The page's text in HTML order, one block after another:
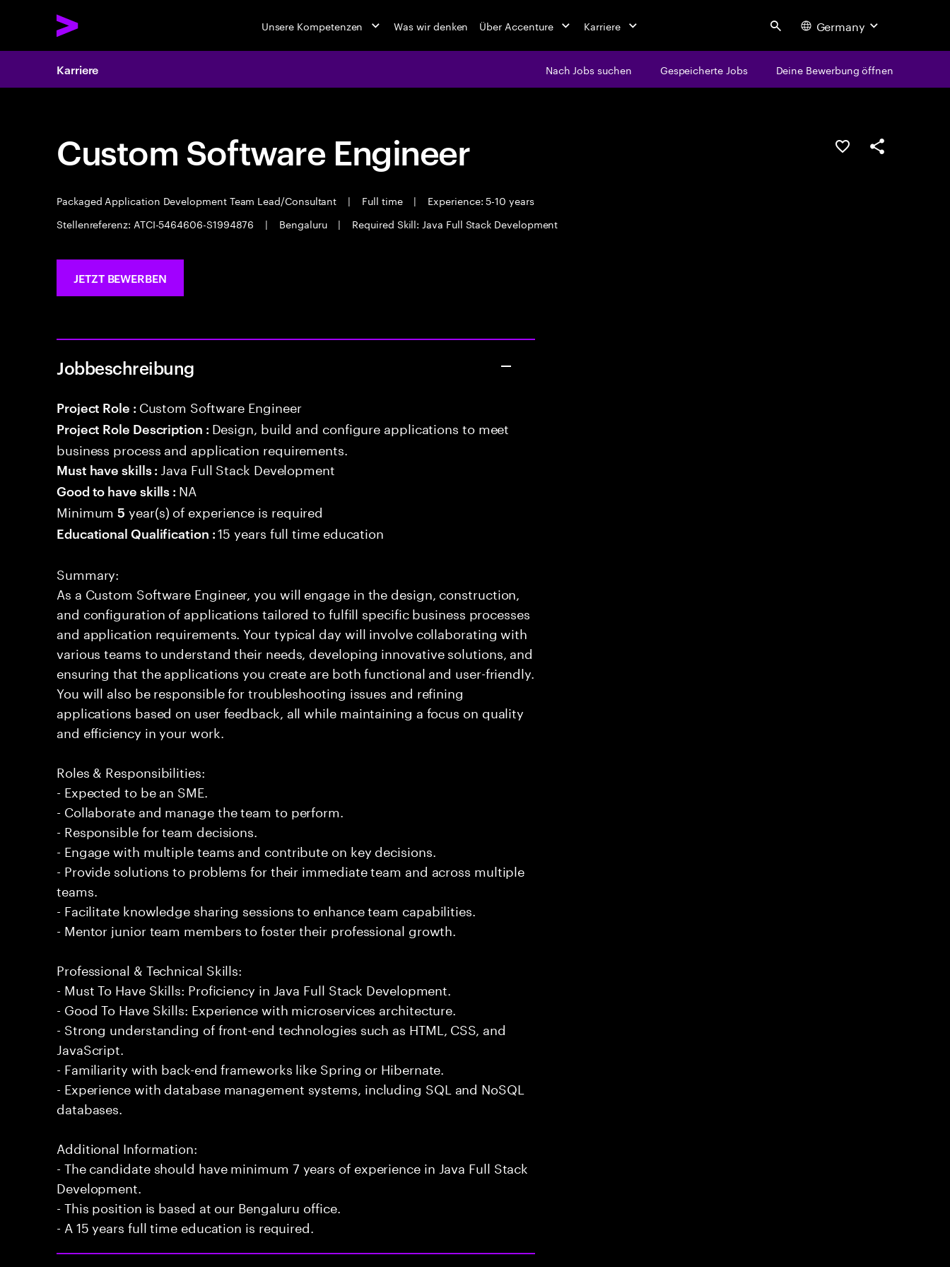
Unsere Kompetenzen Was wir denken Über Accenture Karriere Search Germany
Karriere Nach Jobs suchen Gespeicherte Jobs Deine Bewerbung öffnen
Custom Software Engineer
Packaged Application Development Team Lead/Consultant | Full time |
Experience: 5-10 years
Stellenreferenz: ATCI-5464606-S1994876
| Bengaluru | Required Skill: Java Full Stack Development
JOB SPEICHERN
Teilen
JETZT BEWERBEN
Jobbeschreibung
Project Role : Custom Software Engineer
Project Role Description : Design, build and configure applications to meet
business process and application requirements.
Must have skills : Java Full Stack Development
Good to have skills : NA
Minimum5 year(s) of experience is required
Educational Qualification :15 years full time education
Summary:
As a Custom Software Engineer, you will engage in the design, construction,
and configuration of applications tailored to fulfill specific business processes
and application requirements. Your typical day will involve collaborating with
various teams to understand their needs, developing innovative solutions, and
ensuring that the applications you create are both functional and user-friendly.
You will also be responsible for troubleshooting issues and refining
applications based on user feedback, all while maintaining a focus on quality
and efficiency in your work.
Roles & Responsibilities:
- Expected to be an SME.
- Collaborate and manage the team to perform.
- Responsible for team decisions.
- Engage with multiple teams and contribute on key decisions.
- Provide solutions to problems for their immediate team and across multiple
teams.
- Facilitate knowledge sharing sessions to enhance team capabilities.
- Mentor junior team members to foster their professional growth.
Professional & Technical Skills:
- Must To Have Skills: Proficiency in Java Full Stack Development.
- Good To Have Skills: Experience with microservices architecture.
- Strong understanding of front-end technologies such as HTML, CSS, and
JavaScript.
- Familiarity with back-end frameworks like Spring or Hibernate.
- Experience with database management systems, including SQL and NoSQL
databases.
Additional Information:
- The candidate should have minimum 7 years of experience in Java Full Stack
Development.
- This position is based at our Bengaluru office.
- A 15 years full time education is required.